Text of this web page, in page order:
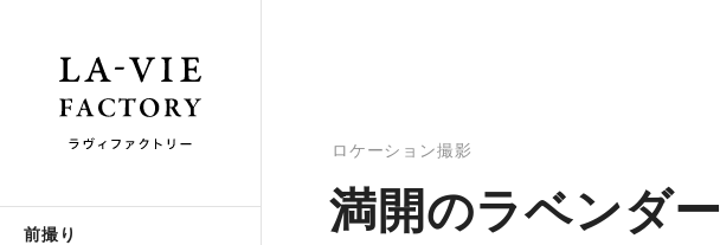
前撮り
ロケーション撮影
満開のラベンダー